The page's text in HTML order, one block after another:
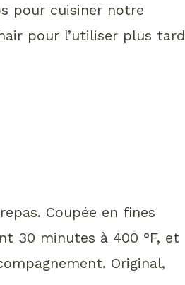
pour cuisiner notre
pour l’utiliser plus tard
Coupée en fines
30 minutes à 400 °F, et
Original,